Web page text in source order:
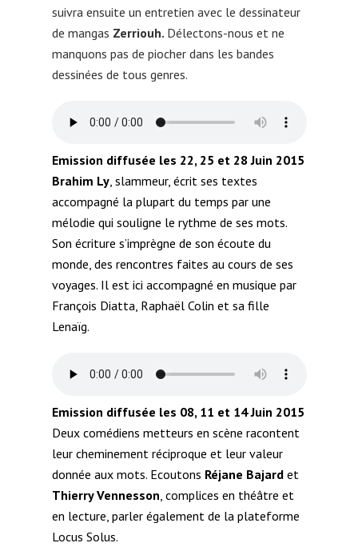
suivra ensuite un entretien avec le dessinateur
de mangas Zerriouh. Délectons-nous et ne
manquons pas de piocher dans les bandes
dessinées de tous genres.
Emission diffusée les 22, 25 et 28 Juin 2015
Brahim Ly, slammeur, écrit ses textes
accompagné la plupart du temps par une
mélodie qui souligne le rythme de ses mots.
Son écriture s’imprègne de son écoute du
monde, des rencontres faites au cours de ses
voyages. Il est ici accompagné en musique par
François Diatta, Raphaël Colin et sa fille
Lenaïg.
Emission diffusée les 08, 11 et 14 Juin 2015
Deux comédiens metteurs en scène racontent
leur cheminement réciproque et leur valeur
donnée aux mots. Ecoutons Réjane Bajardet
Thierry Vennesson , complices en théâtre et
en lecture, parler également de la plateforme
Locus Solus.